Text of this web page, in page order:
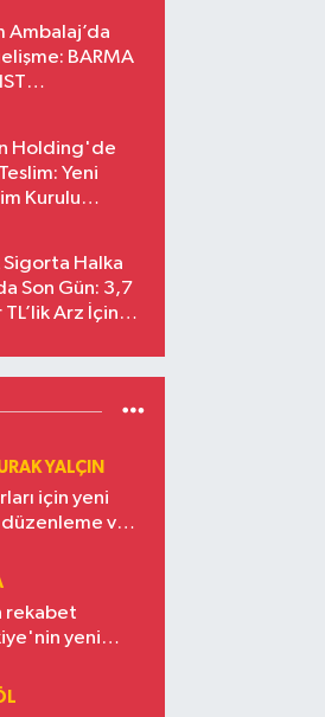
Ambalaj’da
BARMA
Holding'de
Yeni
Kurulu
Sigorta Halka
Son Gün: 3,7
Arz İçin
YALÇIN
için yeni
ve
rekabet
yeni